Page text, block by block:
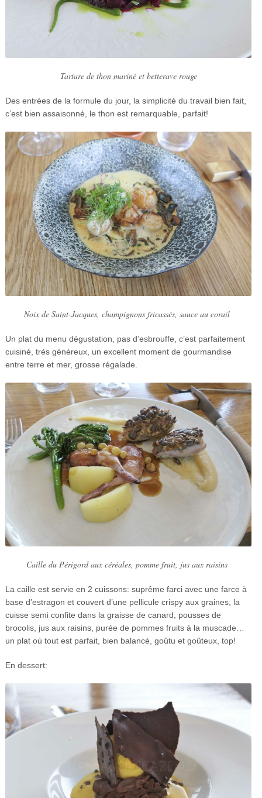
Tartare de thon mariné et betterave rouge
Des entrées de la formule du jour, la simplicité du travail bien fait,
c’est bien assaisonné, le thon est remarquable, parfait!
Noix de Saint-Jacques, champignons fricassés, sauce au corail
Un plat du menu dégustation, pas d’esbrouffe, c’est parfaitement
cuisiné, très généreux, un excellent moment de gourmandise
entre terre et mer, grosse régalade.
Caille du Périgord aux céréales, pomme fruit, jus aux raisins
La caille est servie en 2 cuissons: suprême farci avec une farce à
base d’estragon et couvert d’une pellicule crispy aux graines, la
cuisse semi confite dans la graisse de canard, pousses de
brocolis, jus aux raisins, purée de pommes fruits à la muscade…
un plat où tout est parfait, bien balancé, goûtu et goûteux, top!
En dessert: